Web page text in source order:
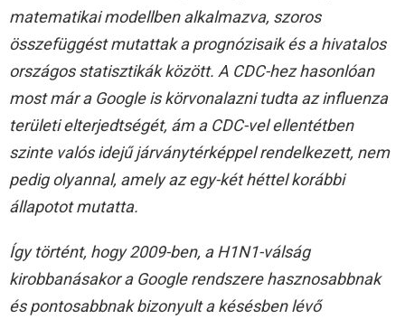
matematikai modellben alkalmazva, szoros
összefüggést mutattak a prognózisaik és a hivatalos
országos statisztikák között. A CDC-hez hasonlóan
most már a Google is körvonalazni tudta az influenza
területi elterjedtségét, ám a CDC-vel ellentétben
szinte valós idejű járványtérképpel rendelkezett, nem
pedig olyannal, amely az egy-két héttel korábbi
állapotot mutatta.
Így történt, hogy 2009-ben, a H1N1-válság
kirobbanásakor a Google rendszere hasznosabbnak
és pontosabbnak bizonyult a késésben lévő